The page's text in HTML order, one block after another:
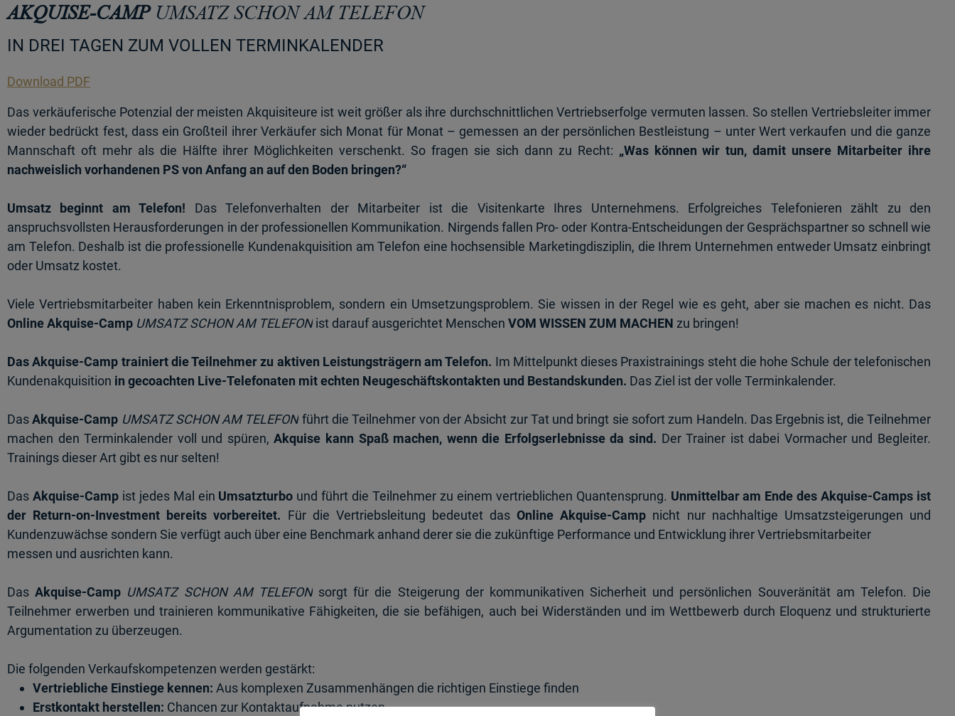
AKQUISE-CAMP UMSATZ SCHON AM TELEFON
IN DREI TAGEN ZUM VOLLEN TERMINKALENDER
Download PDF
Das verkäuferische Potenzial der meisten Akquisiteure ist weit größer als ihre durchschnittlichen Vertriebserfolge vermuten lassen. So stellen Vertriebsleiter immer
wieder bedrückt fest, dass ein Großteil ihrer Verkäufer sich Monat für Monat – gemessen an der persönlichen Bestleistung – unter Wert verkaufen und die ganze
Mannschaft oft mehr als die Hälfte ihrer Möglichkeiten verschenkt. So fragen sie sich dann zu Recht: „Was können wir tun, damit unsere Mitarbeiter ihre
nachweislich vorhandenen PS von Anfang an auf den Boden bringen?“
Umsatz beginnt am Telefon! Das Telefonverhalten der Mitarbeiter ist die Visitenkarte Ihres Unternehmens. Erfolgreiches Telefonieren zählt zu den
anspruchsvollsten Herausforderungen in der professionellen Kommunikation. Nirgends fallen Pro- oder Kontra-Entscheidungen der Gesprächspartner so schnell wie
am Telefon. Deshalb ist die professionelle Kundenakquisition am Telefon eine hochsensible Marketingdisziplin, die Ihrem Unternehmen entweder Umsatz einbringt
oder Umsatz kostet.
Viele Vertriebsmitarbeiter haben kein Erkenntnisproblem, sondern ein Umsetzungsproblem. Sie wissen in der Regel wie es geht, aber sie machen es nicht. Das
Online Akquise-Camp UMSATZ SCHON AM TELEFON ist darauf ausgerichtet Menschen VOM WISSEN ZUM MACHEN zu bringen!
Das Akquise-Camp trainiert die Teilnehmer zu aktiven Leistungsträgern am Telefon. Im Mittelpunkt dieses Praxistrainings steht die hohe Schule der telefonischen
Kundenakquisition in gecoachten Live-Telefonaten mit echten Neugeschäftskontakten und Bestandskunden. Das Ziel ist der volle Terminkalender.
DasAkquise-Camp UMSATZ SCHON AM TELEFON führt die Teilnehmer von der Absicht zur Tat und bringt sie sofort zum Handeln. Das Ergebnis ist, die Teilnehmer
machen den Terminkalender voll und spüren,Akquise kann Spaß machen, wenn die Erfolgserlebnisse da sind. Der Trainer ist dabei Vormacher und Begleiter.
Trainings dieser Art gibt es nur selten!
Das Akquise-Campist jedes Mal ein Umsatzturbo und führt die Teilnehmer zu einem vertrieblichen Quantensprung. Unmittelbar am Ende des Akquise-Camps ist
der Return-on-Investment bereits vorbereitet. Für die Vertriebsleitung bedeutet dasOnline Akquise-Camp nicht nur nachhaltige Umsatzsteigerungen und
Kundenzuwächse sondern Sie verfügt auch über eine Benchmark anhand derer sie die zukünftige Performance und Entwicklung ihrer Vertriebsmitarbeiter
messen und ausrichten kann.
DasAkquise-Camp UMSATZ SCHON AM TELEFONsorgt für die Steigerung der kommunikativen Sicherheit und persönlichen Souveränität am Telefon. Die
Teilnehmer erwerben und trainieren kommunikative Fähigkeiten, die sie befähigen, auch bei Widerständen und im Wettbewerb durch Eloquenz und strukturierte
Argumentation zu überzeugen.
Die folgenden Verkaufskompetenzen werden gestärkt:
Vertriebliche Einstiege kennen: Aus komplexen Zusammenhängen die richtigen Einstiege finden
Erstkontakt herstellen: Chancen zur Kontaktaufnahme nutzen